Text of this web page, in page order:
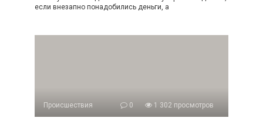
если внезапно понадобились деньги, а
Происшествия 0 1 302 просмотров